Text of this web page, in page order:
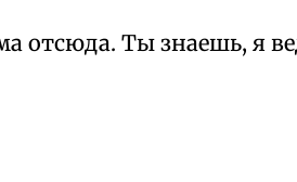
отсюда. Ты знаешь, я